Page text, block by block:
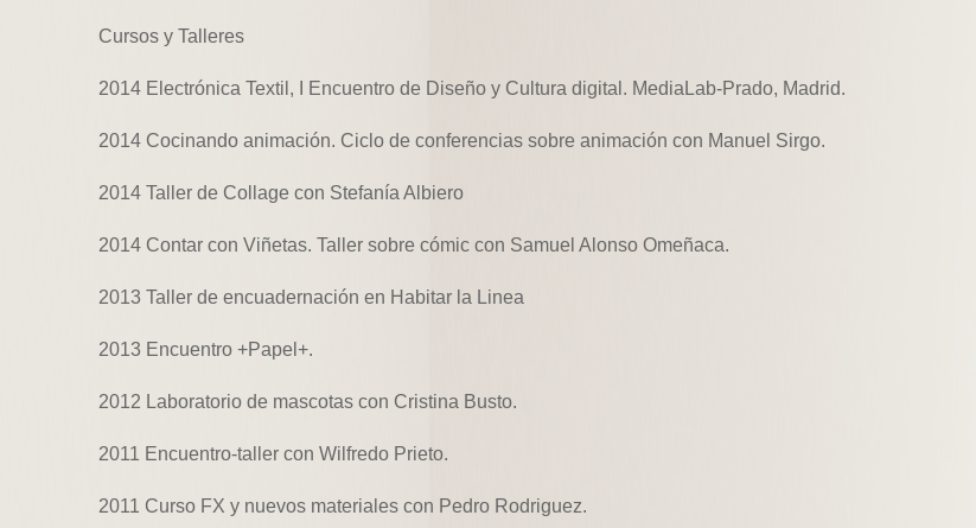
Cursos y Talleres
2014 Electrónica Textil, I Encuentro de Diseño y Cultura digital. MediaLab-Prado, Madrid.
2014 Cocinando animación. Ciclo de conferencias sobre animación con Manuel Sirgo.
2014 Taller de Collage con Stefanía Albiero
2014 Contar con Viñetas. Taller sobre cómic con Samuel Alonso Omeñaca.
2013 Taller de encuadernación en Habitar la Linea
2013 Encuentro +Papel+.
2012 Laboratorio de mascotas con Cristina Busto.
2011 Encuentro-taller con Wilfredo Prieto.
2011 Curso FX y nuevos materiales con Pedro Rodriguez.